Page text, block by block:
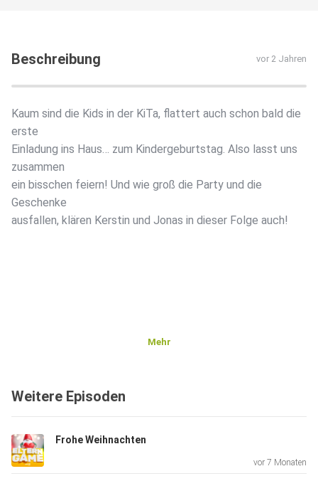
Beschreibung vor 2 Jahren
Kaum sind die Kids in der KiTa, flattert auch schon bald die
erste
Einladung ins Haus… zum Kindergeburtstag. Also lasst uns
zusammen
ein bisschen feiern! Und wie groß die Party und die
Geschenke
ausfallen, klären Kerstin und Jonas in dieser Folge auch!
Mehr
Weitere Episoden
Frohe Weihnachten
vor 7 Monaten